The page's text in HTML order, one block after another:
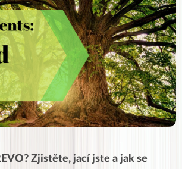
Zjistěte, jací jste a jak se